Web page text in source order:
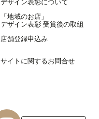
「地域のお店」
デザイン表彰 受賞後の取組
店舗登録申込み
サイトに関するお問合せ